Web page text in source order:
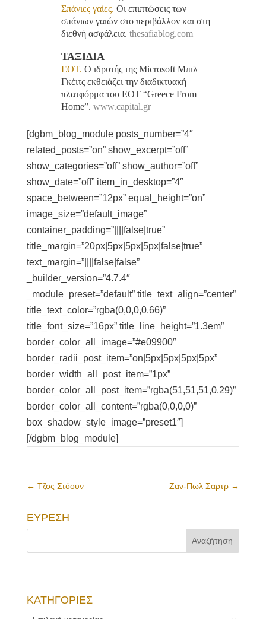
Σπάνιες γαίες. Οι επιπτώσεις των
σπάνιων γαιών στο περιβάλλον και στη
διεθνή ασφάλεια. thesafiablog.com
ΤΑΞΙΔΙΑ
EOT. Ο ιδρυτής της Microsoft Μπιλ
Γκέιτς εκθειάζει την διαδικτυακή
πλατφόρμα του ΕΟΤ “Greece From
Home”. www.capital.gr
[dgbm_blog_module posts_number=”4″
related_posts=”on” show_excerpt=”off”
show_categories=”off” show_author=”off”
show_date=”off” item_in_desktop=”4″
space_between=”12px” equal_height=”on”
image_size=”default_image”
container_padding=”||||false|true”
title_margin=”20px|5px|5px|5px|false|true”
text_margin=”||||false|false”
_builder_version=”4.7.4″
_module_preset=”default” title_text_align=”center”
title_text_color=”rgba(0,0,0,0.66)”
title_font_size=”16px” title_line_height=”1.3em”
border_color_all_image=”#e09900″
border_radii_post_item=”on|5px|5px|5px|5px”
border_width_all_post_item=”1px”
border_color_all_post_item=”rgba(51,51,51,0.29)”
border_color_all_content=”rgba(0,0,0,0)”
box_shadow_style_image=”preset1″]
[/dgbm_blog_module]
← Τζος Στόουν Ζαν-Πωλ Σαρτρ →
ΕΥΡΕΣΗ
ΚΑΤΗΓΟΡΙΕΣ